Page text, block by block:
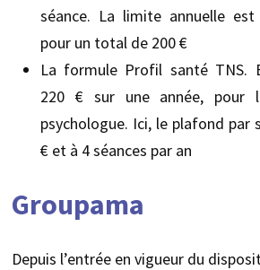
séance. La limite annuelle
pour un total de 200 €
La formule Profil santé TNS.
220 € sur une année, pour
psychologue. Ici, le plafond par
€ et à 4 séances par an
Groupama
Depuis l’entrée en vigueur du